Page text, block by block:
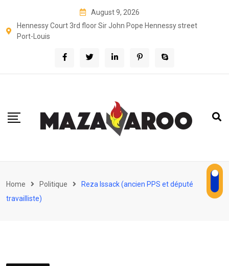
content
August 9, 2026
Hennessy Court 3rd floor Sir John Pope Hennessy street
Port-Louis
Home Politique
Reza Issack (ancien PPS et député
travailliste)